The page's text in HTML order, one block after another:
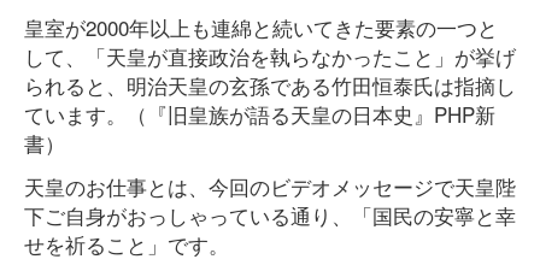
皇室が2000年以上も連綿と続いてきた要素の一つと
して、「天皇が直接政治を執らなかったこと」が挙げ
られると、明治天皇の玄孫である竹田恒泰氏は指摘し
ています。（『旧皇族が語る天皇の日本史』PHP新
書）
天皇のお仕事とは、今回のビデオメッセージで天皇陛
下ご自身がおっしゃっている通り、「国民の安寧と幸
せを祈ること」です。